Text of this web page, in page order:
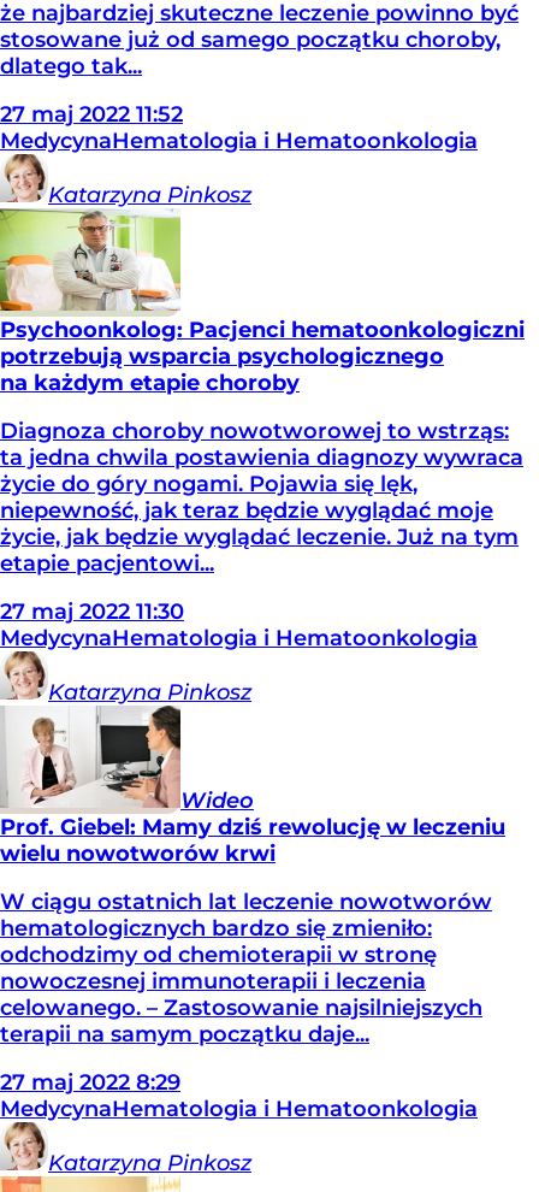
że najbardziej skuteczne leczenie powinno być
stosowane już od samego początku choroby,
dlatego tak...
27 maj 2022 11:52
MedycynaHematologia i Hematoonkologia
Katarzyna Pinkosz
Psychoonkolog: Pacjenci hematoonkologiczni
potrzebują wsparcia psychologicznego
na każdym etapie choroby
Diagnoza choroby nowotworowej to wstrząs:
ta jedna chwila postawienia diagnozy wywraca
życie do góry nogami. Pojawia się lęk,
niepewność, jak teraz będzie wyglądać moje
życie, jak będzie wyglądać leczenie. Już na tym
etapie pacjentowi...
27 maj 2022 11:30
MedycynaHematologia i Hematoonkologia
Katarzyna Pinkosz
Wideo
Prof. Giebel: Mamy dziś rewolucję w leczeniu
wielu nowotworów krwi
W ciągu ostatnich lat leczenie nowotworów
hematologicznych bardzo się zmieniło:
odchodzimy od chemioterapii w stronę
nowoczesnej immunoterapii i leczenia
celowanego. – Zastosowanie najsilniejszych
terapii na samym początku daje...
27 maj 2022 8:29
MedycynaHematologia i Hematoonkologia
Katarzyna Pinkosz